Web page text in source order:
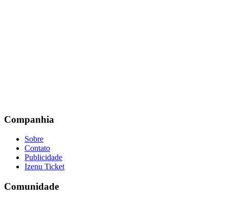
Companhia
Sobre
Contato
Publicidade
Izenu Ticket
Comunidade